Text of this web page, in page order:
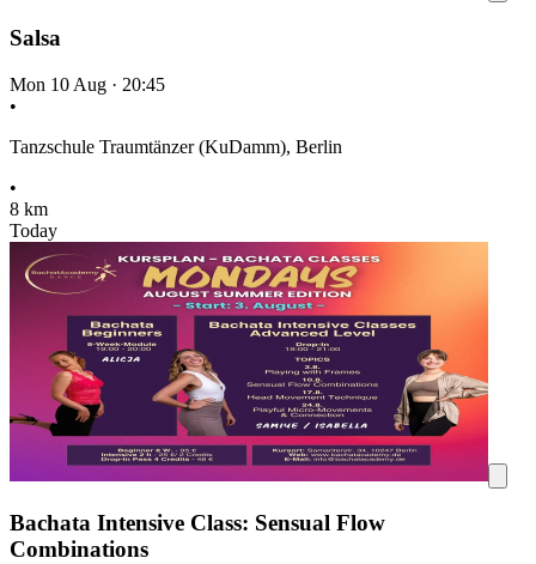
Salsa
Mon 10 Aug · 20:45
•
Tanzschule Traumtänzer (KuDamm), Berlin
•
8 km
Today
Bachata Intensive Class: Sensual Flow
Combinations